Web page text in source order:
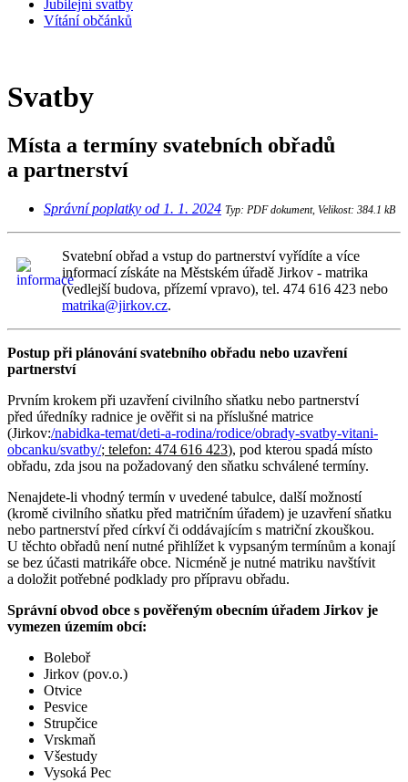
Jubilejní svatby
Vítání občánků
Svatby
Místa a termíny svatebních obřadů
a partnerství
Správní poplatky od 1. 1. 2024 Typ: PDF dokument, Velikost: 384.1 kB
Svatební obřad a vstup do partnerství vyřídíte a více
informací získáte na Městském úřadě Jirkov - matrika
(vedlejší budova, přízemí vpravo), tel. 474 616 423 nebo
matrika@jirkov.cz.
Postup při plánování svatebního obřadu nebo uzavření
partnerství
Prvním krokem při uzavření civilního sňatku nebo partnerství
před úředníky radnice je ověřit si na příslušné matrice
(Jirkov:/nabidka-temat/deti-a-rodina/rodice/obrady-svatby-vitani-
obcanku/svatby/; telefon: 474 616 423), pod kterou spadá místo
obřadu, zda jsou na požadovaný den sňatku schválené termíny.
Nenajdete-li vhodný termín v uvedené tabulce, další možností
(kromě civilního sňatku před matričním úřadem) je uzavření sňatku
nebo partnerství před církví či oddávajícím s matriční zkouškou.
U těchto obřadů není nutné přihlížet k vypsaným termínům a konají
se bez účasti matrikáře obce. Nicméně je nutné matriku navštívit
a doložit potřebné podklady pro přípravu obřadu.
Správní obvod obce s pověřeným obecním úřadem Jirkov je
vymezen územím obcí:
Boleboř
Jirkov (pov.o.)
Otvice
Pesvice
Strupčice
Vrskmaň
Všestudy
Vysoká Pec